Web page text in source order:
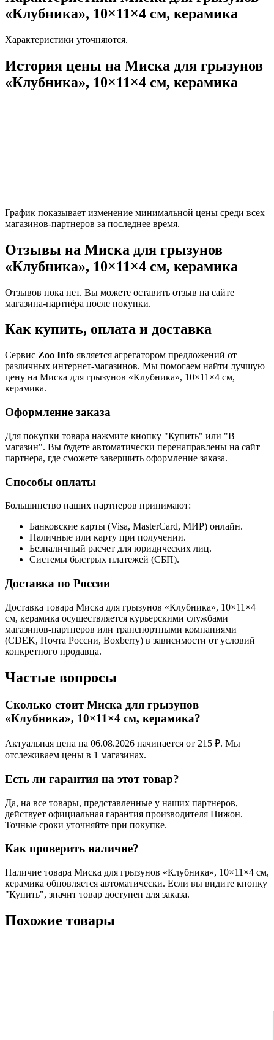
«Клубника», 10×11×4 см, керамика
Характеристики уточняются.
История цены на Миска для грызунов
«Клубника», 10×11×4 см, керамика
График показывает изменение минимальной цены среди всех
магазинов-партнеров за последнее время.
Отзывы на Миска для грызунов
«Клубника», 10×11×4 см, керамика
Отзывов пока нет. Вы можете оставить отзыв на сайте
магазина-партнёра после покупки.
Как купить, оплата и доставка
Сервис Zoo Info является агрегатором предложений от
различных интернет-магазинов. Мы помогаем найти лучшую
цену на Миска для грызунов «Клубника», 10×11×4 см,
керамика.
Оформление заказа
Для покупки товара нажмите кнопку "Купить" или "В
магазин". Вы будете автоматически перенаправлены на сайт
партнера, где сможете завершить оформление заказа.
Способы оплаты
Большинство наших партнеров принимают:
Банковские карты (Visa, MasterCard, МИР) онлайн.
Наличные или карту при получении.
Безналичный расчет для юридических лиц.
Системы быстрых платежей (СБП).
Доставка по России
Доставка товара Миска для грызунов «Клубника», 10×11×4
см, керамика осуществляется курьерскими службами
магазинов-партнеров или транспортными компаниями
(CDEK, Почта России, Boxberry) в зависимости от условий
конкретного продавца.
Частые вопросы
Сколько стоит Миска для грызунов
«Клубника», 10×11×4 см, керамика?
Актуальная цена на 06.08.2026 начинается от 215 ₽. Мы
отслеживаем цены в 1 магазинах.
Есть ли гарантия на этот товар?
Да, на все товары, представленные у наших партнеров,
действует официальная гарантия производителя Пижон.
Точные сроки уточняйте при покупке.
Как проверить наличие?
Наличие товара Миска для грызунов «Клубника», 10×11×4 см,
керамика обновляется автоматически. Если вы видите кнопку
"Купить", значит товар доступен для заказа.
Похожие товары